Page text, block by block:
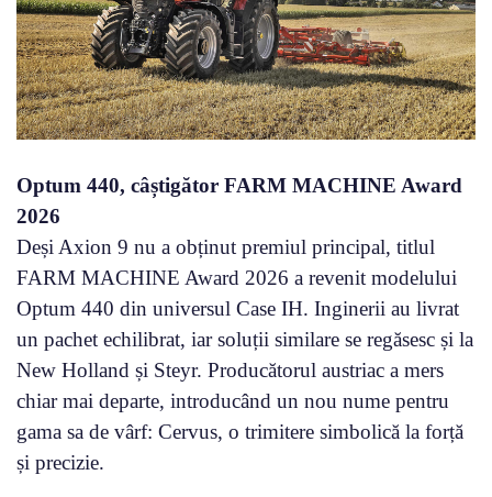
Optum 440, câștigător FARM MACHINE Award
2026
Deși Axion 9 nu a obținut premiul principal, titlul
FARM MACHINE Award 2026 a revenit modelului
Optum 440 din universul Case IH. Inginerii au livrat
un pachet echilibrat, iar soluții similare se regăsesc și la
New Holland și Steyr. Producătorul austriac a mers
chiar mai departe, introducând un nou nume pentru
gama sa de vârf: Cervus, o trimitere simbolică la forță
și precizie.